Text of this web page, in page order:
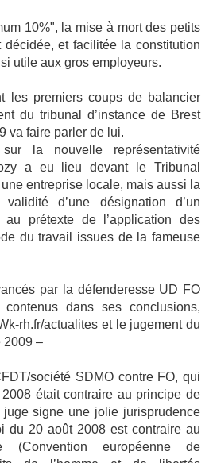
10%", la mise à mort des petits
décidée, et facilitée la constitution
utile aux gros employeurs.
les premiers coups de balancier
du tribunal d’instance de Brest
va faire parler de lui.
la nouvelle représentativité
a eu lieu devant le Tribunal
entreprise locale, mais aussi la
d’une désignation d’un
prétexte de l’application des
du travail issues de la fameuse
par la défenderesse UD FO
dans ses conclusions,
rh.fr/actualites et le jugement du
2009 –
société SDMO contre FO, qui
était contraire au principe de
juge signe une jolie jurisprudence
du 20 août 2008 est contraire au
(Convention européenne de